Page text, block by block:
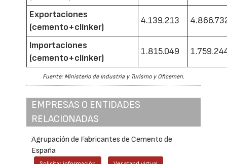
Exportaciones
(cemento+clínker)
4.139.213
Importaciones
(cemento+clínker)
1.815.049
Fuente: Ministerio de Industria y Turismo y Oficemen.
EMPRESAS O ENTIDADES
RELACIONADAS
Agrupación de Fabricantes de Cemento de
España